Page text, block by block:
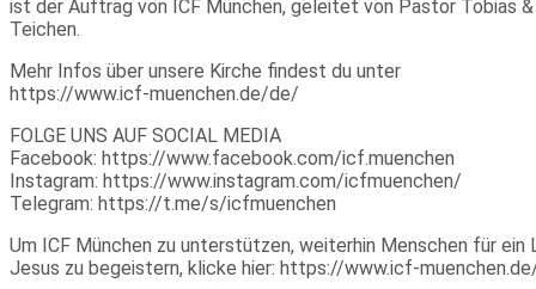
ist der Auftrag von ICF München, geleitet von Pastor Tobias &
Teichen.
Mehr Infos über unsere Kirche findest du unter
https://www.icf-muenchen.de/de/
FOLGE UNS AUF SOCIAL MEDIA
Facebook: https://www.facebook.com/icf.muenchen
Instagram: https://www.instagram.com/icfmuenchen/
Telegram: https://t.me/s/icfmuenchen
Um ICF München zu unterstützen, weiterhin Menschen für ein
Jesus zu begeistern, klicke hier: https://www.icf-